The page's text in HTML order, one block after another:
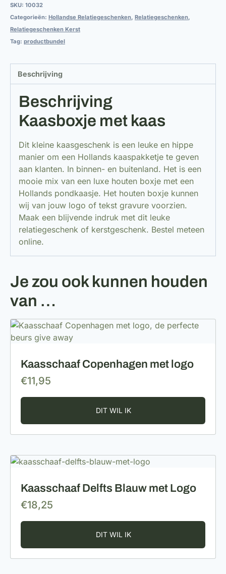
SKU: 10032
Categorieën: Hollandse Relatiegeschenken, Relatiegeschenken,
Relatiegeschenken Kerst
Tag: productbundel
Beschrijving
Beschrijving
Kaasboxje met kaas
Dit kleine kaasgeschenk is een leuke en hippe
manier om een Hollands kaaspakketje te geven
aan klanten. In binnen- en buitenland. Het is een
mooie mix van een luxe houten boxje met een
Hollands pondkaasje. Het houten boxje kunnen
wij van jouw logo of tekst gravure voorzien.
Maak een blijvende indruk met dit leuke
relatiegeschenk of kerstgeschenk. Bestel meteen
online.
Je zou ook kunnen houden
van …
Kaasschaaf Copenhagen met logo
€11,95
Kaasschaaf Delfts Blauw met Logo
€18,25